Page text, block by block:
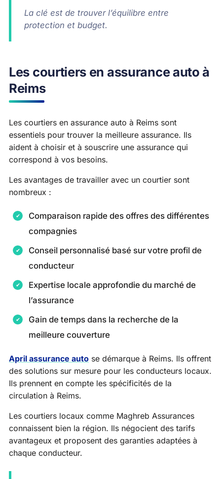
La clé est de trouver l’équilibre entre
protection et budget.
Les courtiers en assurance auto à
Reims
Les courtiers en assurance auto à Reims sont
essentiels pour trouver la meilleure assurance. Ils
aident à choisir et à souscrire une assurance qui
correspond à vos besoins.
Les avantages de travailler avec un courtier sont
nombreux :
Comparaison rapide des offres des différentes
compagnies
Conseil personnalisé basé sur votre profil de
conducteur
Expertise locale approfondie du marché de
l’assurance
Gain de temps dans la recherche de la
meilleure couverture
April assurance auto se démarque à Reims. Ils offrent
des solutions sur mesure pour les conducteurs locaux.
Ils prennent en compte les spécificités de la
circulation à Reims.
Les courtiers locaux comme Maghreb Assurances
connaissent bien la région. Ils négocient des tarifs
avantageux et proposent des garanties adaptées à
chaque conducteur.